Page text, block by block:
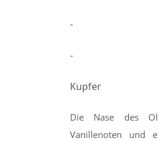
-
-
Kupfer
Die Nase des
Vanillenoten und